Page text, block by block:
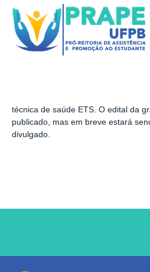
técnica de saúde ETS. O edital da
publicado, mas em breve estará
divulgado.